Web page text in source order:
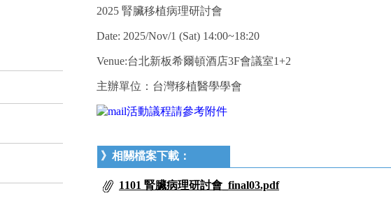
2025 腎臟移植病理研討會
Date: 2025/Nov/1 (Sat) 14:00~18:20
Venue:台北新板希爾頓酒店3F會議室1+2
主辦單位：台灣移植醫學學會
活動議程請參考附件
》相關檔案下載：
1101 腎臟病理研討會_final03.pdf